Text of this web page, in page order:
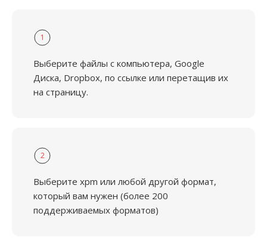
1
Выберите файлы с компьютера, Google
Диска, Dropbox, по ссылке или перетащив их
на страницу.
2
Выберите xpm или любой другой формат,
который вам нужен (более 200
поддерживаемых форматов)